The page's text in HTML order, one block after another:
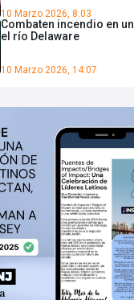
10 Marzo 2026, 8:03
Combaten incendio en
el río Delaware
10 Marzo 2026, 14:07